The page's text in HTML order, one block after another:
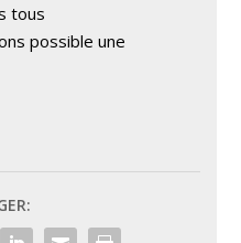
tous
possible une